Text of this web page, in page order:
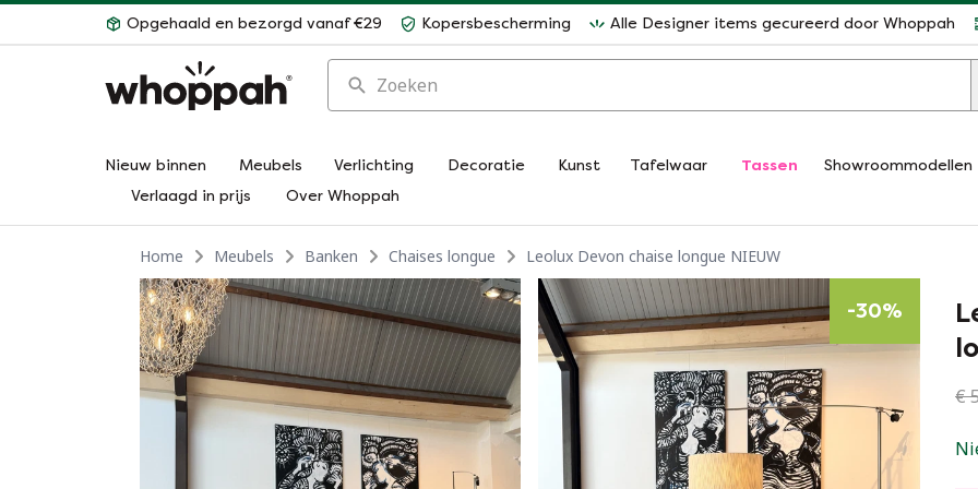
Opgehaald en bezorgd vanaf €29 Kopersbescherming Alle Designer items gecureerd door Whoppah
Zoeken
Nieuw binnen Meubels Verlichting Decoratie Kunst Tafelwaar Tassen
Showroommodellen
Verlaagd in prijs
Over Whoppah
Home Meubels Banken Chaises longue Leolux Devon chaise longue NIEUW
-30%
€